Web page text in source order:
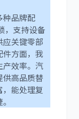
依维柯
种品牌配
，支持设备
关键零部
方面，我
产效率。汽
供高品质替
能处理复